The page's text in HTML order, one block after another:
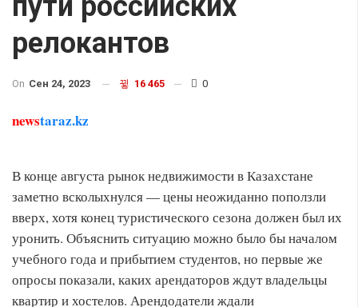
релокантов
On Сен 24, 2023 16 465 0
newstaraz.kz
В конце августа рынок недвижимости в Казахстане
заметно всколыхнулся — цены неожиданно поползли
вверх, хотя конец туристического сезона должен был их
уронить. Объяснить ситуацию можно было бы началом
учебного года и прибытием студентов, но первые же
опросы показали, каких арендаторов ждут владельцы
квартир и хостелов. Арендодатели ждали